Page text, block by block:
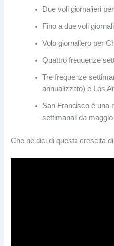
Due voli giornalieri
Fino a due voli
Volo giornaliero per
Quattro frequenze
Tre frequenze
annualizzato) e Los
San Francisco è una
settimanali da
Che ne dici di questa crescita